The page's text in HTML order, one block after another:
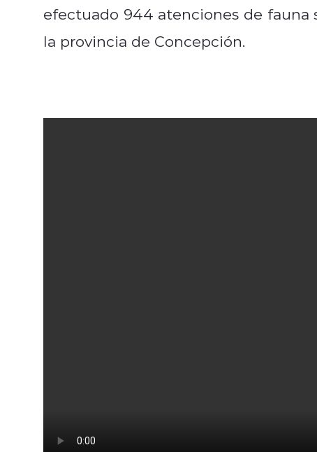
efectuado 944 atenciones de fauna
la provincia de Concepción.